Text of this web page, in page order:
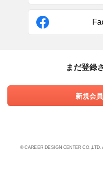
まだ登録
新規会
© CAREER DESIGN CENTER CO.,LTD.